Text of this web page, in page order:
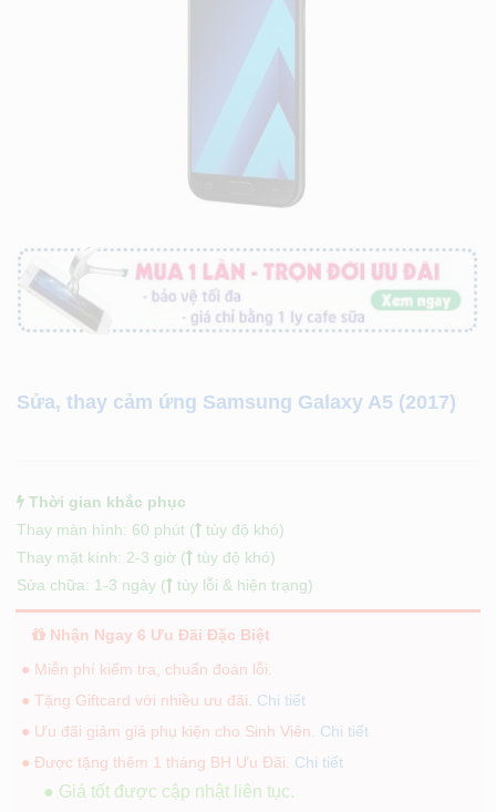
Sửa, thay cảm ứng Samsung Galaxy A5 (2017)
Thời gian khắc phục
Thay màn hình: 60 phút (
tùy độ khó)
Thay mặt kính: 2-3 giờ (
tùy độ khó)
Sửa chữa: 1-3 ngày (
tùy lỗi & hiện trạng)
Nhận Ngay 6 Ưu Đãi Đặc Biệt
● Miễn phí kiểm tra, chuẩn đoán lỗi.
● Tặng Giftcard với nhiều ưu đãi. Chi tiết
● Ưu đãi giảm giá phụ kiện cho Sinh Viên. Chi tiết
● Được tặng thêm 1 tháng BH Ưu Đãi. Chi tiết
● Giá tốt được cập nhật liên tục.